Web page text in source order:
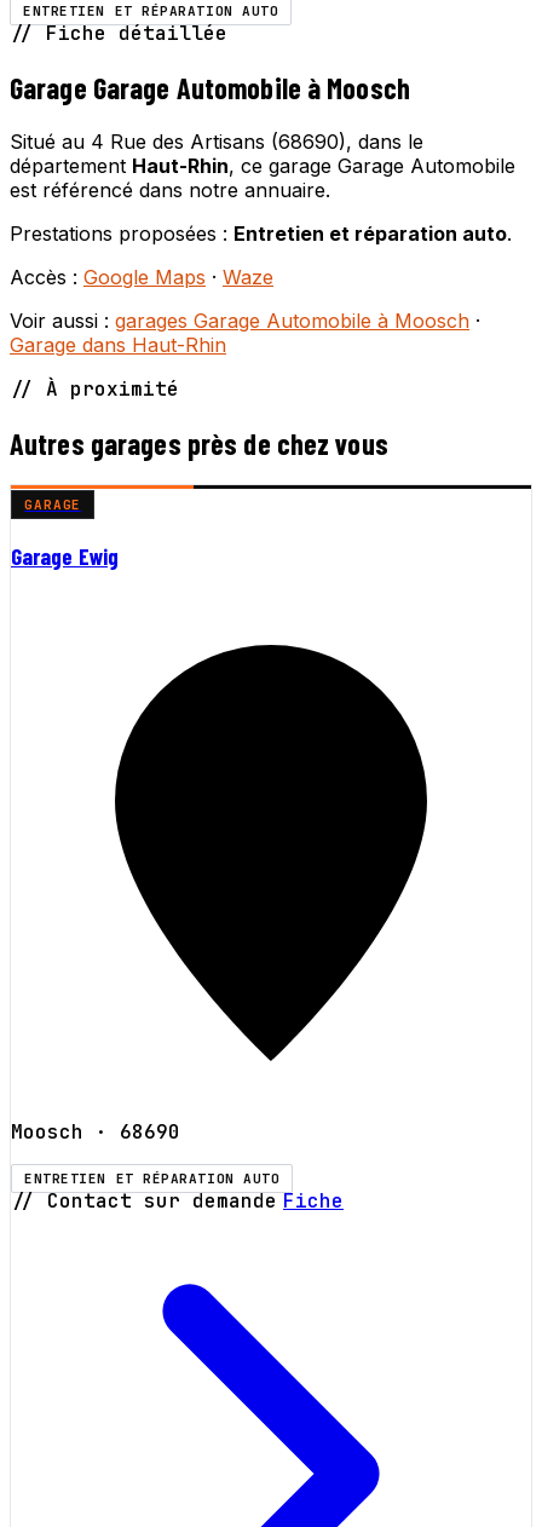
ENTRETIEN ET RÉPARATION AUTO
// Fiche détaillée
Garage Garage Automobile à Moosch
Situé au 4 Rue des Artisans (68690), dans le
département Haut-Rhin, ce garage Garage Automobile
est référencé dans notre annuaire.
Prestations proposées : Entretien et réparation auto.
Accès : Google Maps · Waze
Voir aussi : garages Garage Automobile à Moosch ·
Garage dans Haut-Rhin
// À proximité
Autres garages près de chez vous
GARAGE
Garage Ewig
Moosch · 68690
ENTRETIEN ET RÉPARATION AUTO
// Contact sur demande Fiche